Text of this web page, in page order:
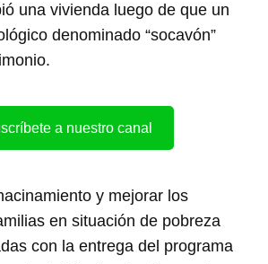
una vivienda luego de que un
denominado “socavón”
a nuestro canal
y mejorar los
en situación de pobreza
con la entrega del programa